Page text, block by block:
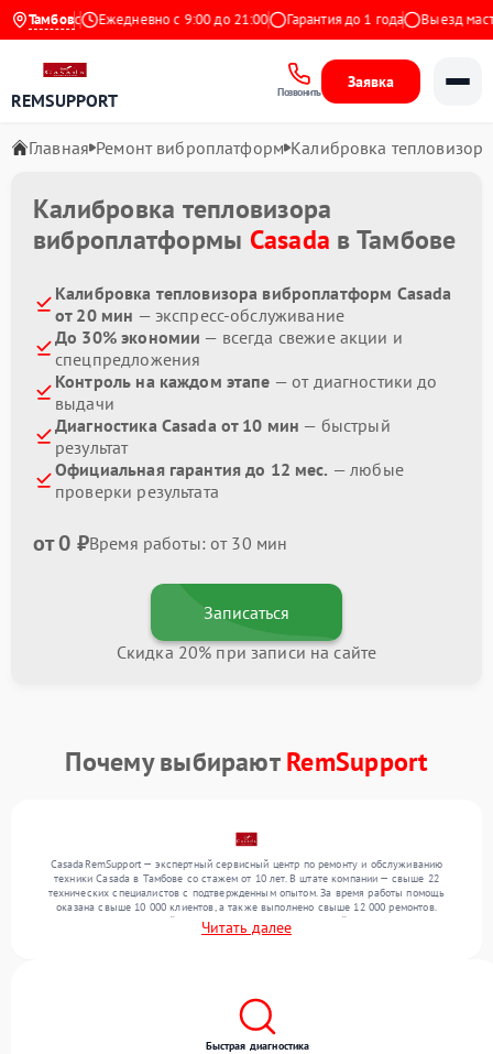
Тамбов
Яндекс Ежедневно с 9:00 до 21:00 Гарантия до 1 года Выезд
REMSUPPORT Позвонить
Заявка
Главная Ремонт виброплатформ Калибровка тепловизора
Калибровка тепловизора
виброплатформы Casada в Тамбове
Калибровка тепловизора виброплатформ Casada
от 20 мин — экспресс-обслуживание
До 30% экономии — всегда свежие акции и
спецпредложения
Контроль на каждом этапе — от диагностики до
выдачи
Диагностика Casada от 10 мин — быстрый
результат
Официальная гарантия до 12 мес. — любые
проверки результата
от 0 ₽Время работы: от 30 мин
Записаться
Скидка 20% при записи на сайте
Почему выбираютRemSupport
CasadaRemSupport — экспертный сервисный центр по ремонту и обслуживанию
техники Casada в Тамбове со стажем от 10 лет. В штате компании — свыше 22
технических специалистов с подтвержденным опытом. За время работы помощь
оказана свыше 10 000 клиентов, а также выполнено свыше 12 000 ремонтов.
Ежемесячно в сервисный центр поступает более 300 устройств, включая , , . Мы
выполняем ремонт различного уровня сложности и обеспечиваем надежный
Читать далее
Быстрая диагностика